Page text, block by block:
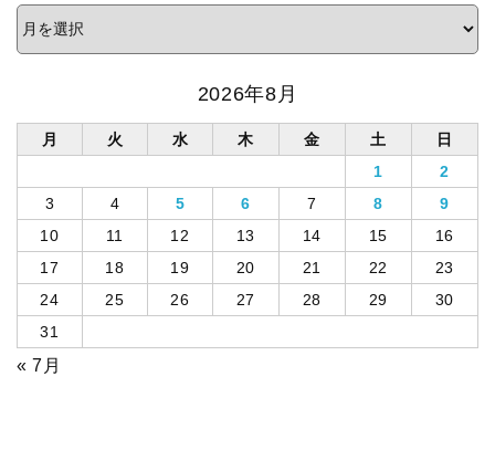
2026年8月
月 火 水 木 金 土
日
1
2
3
4 5 6 7 8
9
10
11 12 13 14 15
16
17
18 19 20 21 22
23
24
25 26 27 28 29
30
31
« 7月